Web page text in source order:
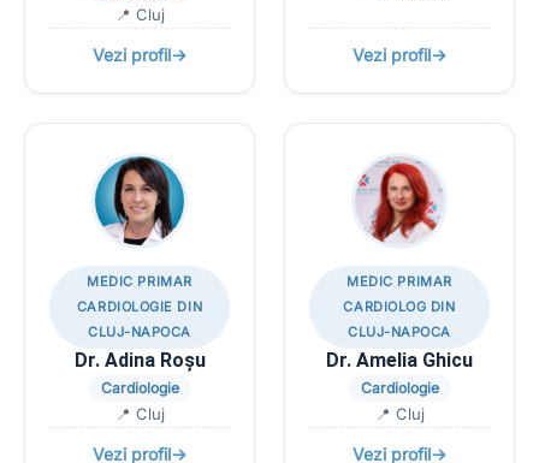
📍 Cluj
Vezi profil→ Vezi profil→
MEDIC PRIMAR
CARDIOLOGIE DIN
CLUJ-NAPOCA
Dr. Adina Roșu
Cardiologie
📍 Cluj
Vezi profil→
MEDIC PRIMAR
CARDIOLOG DIN
CLUJ-NAPOCA
Dr. Amelia Ghicu
Cardiologie
📍 Cluj
Vezi profil→